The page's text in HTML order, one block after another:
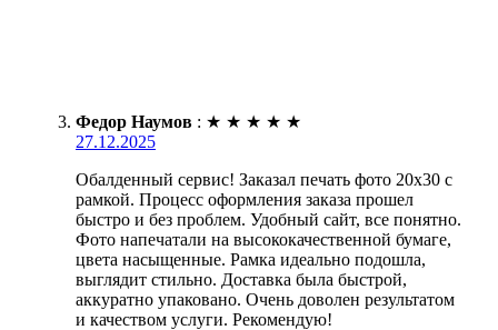
Федор Наумов : ★ ★ ★ ★ ★
27.12.2025
Обалденный сервис! Заказал печать фото 20х30 с
рамкой. Процесс оформления заказа прошел
быстро и без проблем. Удобный сайт, все понятно.
Фото напечатали на высококачественной бумаге,
цвета насыщенные. Рамка идеально подошла,
выглядит стильно. Доставка была быстрой,
аккуратно упаковано. Очень доволен результатом
и качеством услуги. Рекомендую!